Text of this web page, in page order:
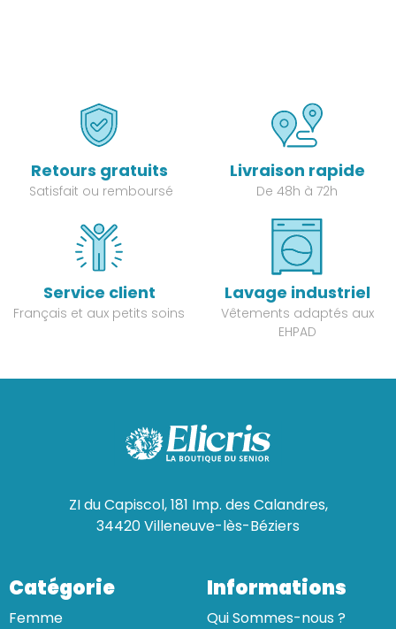
Retours gratuits
Satisfait ou remboursé
Livraison rapide
De 48h à 72h
Service client
Français et aux petits soins
Lavage industriel
Vêtements adaptés aux
EHPAD
ZI du Capiscol, 181 Imp. des Calandres,
34420 Villeneuve-lès-Béziers
Catégorie
Femme
Informations
Qui Sommes-nous ?